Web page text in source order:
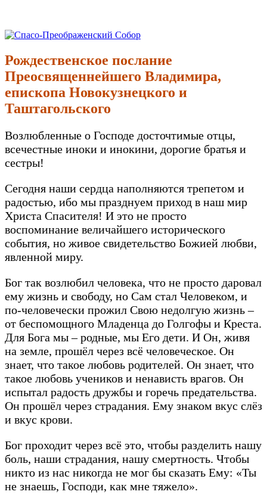
Перейти
содержимому
Спасо-Преображенский Собор
Спасо-Преображенский кафедральный Собор Новокузнецк
Рождественское послание
Преосвященнейшего Владимира,
епископа Новокузнецкого и
Таштагольского
Возлюбленные о Господе досточтимые отцы,
всечестные иноки и инокини, дорогие братья и
сестры!
Сегодня наши сердца наполняются трепетом и
радостью, ибо мы празднуем приход в наш мир
Христа Спасителя! И это не просто
воспоминание величайшего исторического
события, но живое свидетельство Божией любви,
явленной миру.
Бог так возлюбил человека, что не просто даровал
ему жизнь и свободу, но Сам стал Человеком, и
по-человечески прожил Свою недолгую жизнь –
от беспомощного Младенца до Голгофы и Креста.
Для Бога мы – родные, мы Его дети. И Он, живя
на земле, прошёл через всё человеческое. Он
знает, что такое любовь родителей. Он знает, что
такое любовь учеников и ненависть врагов. Он
испытал радость дружбы и горечь предательства.
Он прошёл через страдания. Ему знаком вкус слёз
и вкус крови.
Бог проходит через всё это, чтобы разделить нашу
боль, наши страдания, нашу смертность. Чтобы
никто из нас никогда не мог бы сказать Ему: «Ты
не знаешь, Господи, как мне тяжело».